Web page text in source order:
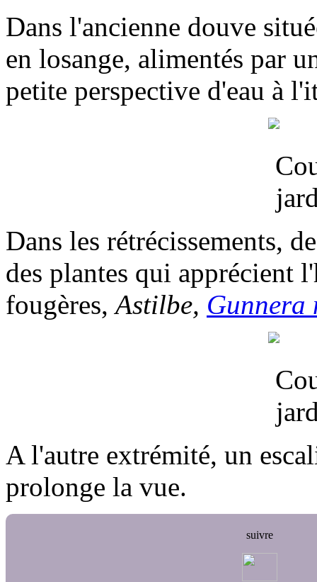
Dans l'ancienne douve
en losange, alimentés par
petite perspective d'eau à
Dans les rétrécissements,
des plantes qui apprécient
fougères,Astilbe, Gunnera
A l'autre extrémité, un
prolonge la vue.
suivre